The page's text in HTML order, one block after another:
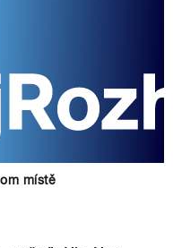
místě